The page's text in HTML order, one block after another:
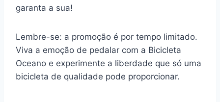
garanta a sua!
Lembre-se: a promoção é por tempo limitado.
Viva a emoção de pedalar com a Bicicleta
Oceano e experimente a liberdade que só uma
bicicleta de qualidade pode proporcionar.